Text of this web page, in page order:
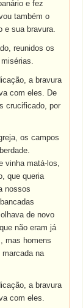
e fez
também o
e sua bravura.
reunidos os
a bravura
com eles. De
crucificado, por
os campos
vinha matá-los,
que queria
nossos
de novo
não eram já
mas homens
na
a bravura
com eles.